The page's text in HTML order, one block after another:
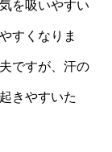
を吸いやすい
すくなりま
ですが、汗の
きやすいた